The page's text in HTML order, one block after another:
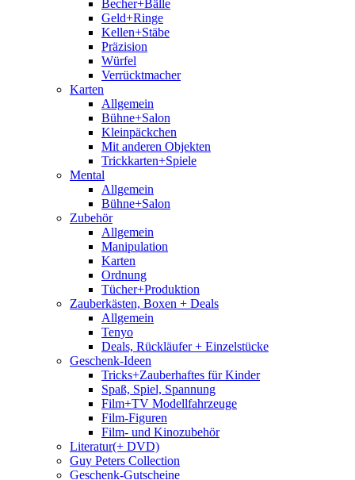
Becher+Bälle
Geld+Ringe
Kellen+Stäbe
Präzision
Würfel
Verrücktmacher
Karten
Allgemein
Bühne+Salon
Kleinpäckchen
Mit anderen Objekten
Trickkarten+Spiele
Mental
Allgemein
Bühne+Salon
Zubehör
Allgemein
Manipulation
Karten
Ordnung
Tücher+Produktion
Zauberkästen, Boxen + Deals
Allgemein
Tenyo
Deals, Rückläufer + Einzelstücke
Geschenk-Ideen
Tricks+Zauberhaftes für Kinder
Spaß, Spiel, Spannung
Film+TV Modellfahrzeuge
Film-Figuren
Film- und Kinozubehör
Literatur(+ DVD)
Guy Peters Collection
Geschenk-Gutscheine